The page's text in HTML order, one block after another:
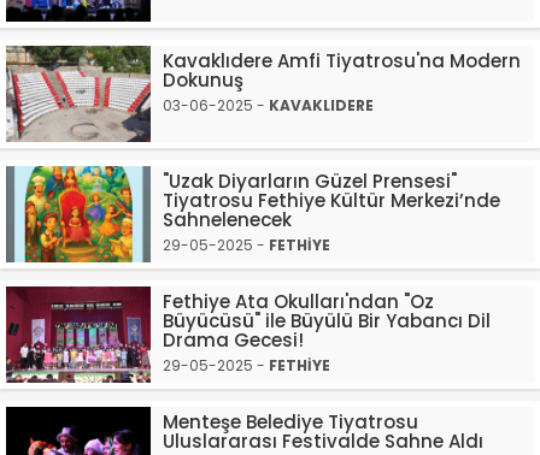
Kavaklıdere Amfi Tiyatrosu'na Modern
Dokunuş
03-06-2025 - KAVAKLIDERE
"Uzak Diyarların Güzel Prensesi"
Tiyatrosu Fethiye Kültür Merkezi’nde
Sahnelenecek
29-05-2025 - FETHİYE
Fethiye Ata Okulları'ndan "Oz
Büyücüsü" ile Büyülü Bir Yabancı Dil
Drama Gecesi!
29-05-2025 - FETHİYE
Menteşe Belediye Tiyatrosu
Uluslararası Festivalde Sahne Aldı